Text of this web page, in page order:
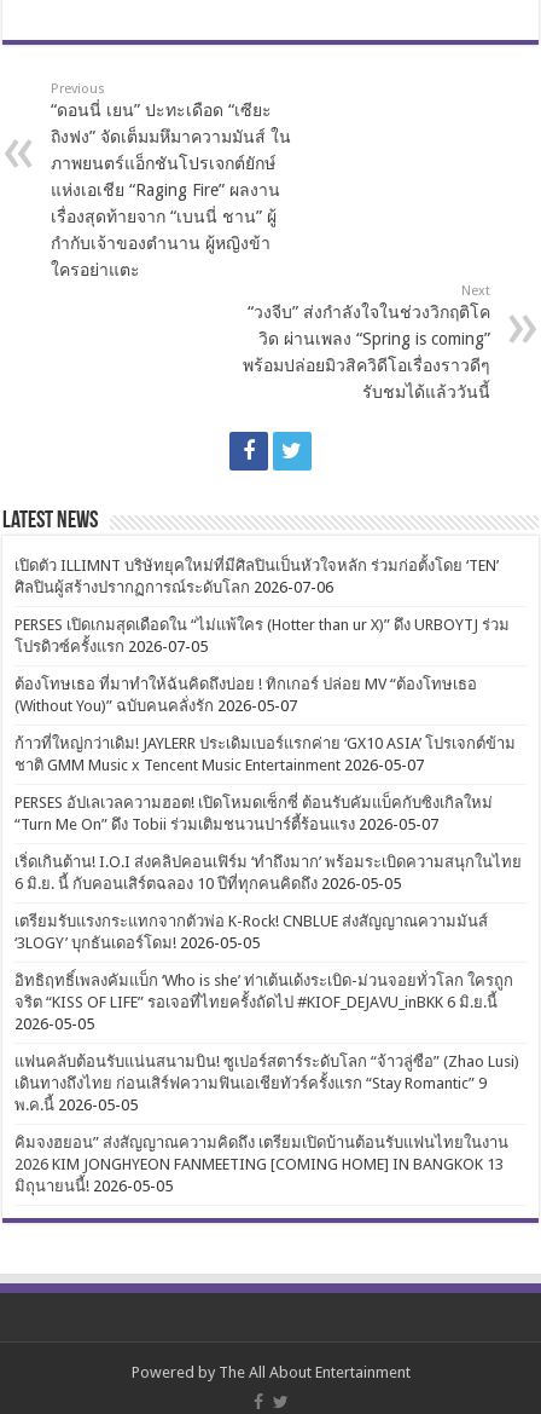
Previous
“ดอนนี่ เยน” ปะทะเดือด “เซียะ
ถิงฟง” จัดเต็มมหึมาความมันส์ ใน
ภาพยนตร์แอ็กชันโปรเจกต์ยักษ์
แห่งเอเชีย “Raging Fire” ผลงาน
เรื่องสุดท้ายจาก “เบนนี่ ชาน” ผู้
กำกับเจ้าของตำนาน ผู้หญิงข้า
ใครอย่าแตะ
Next
“วงจีบ” ส่งกำลังใจในช่วงวิกฤติโค
วิด ผ่านเพลง “Spring is coming”
พร้อมปล่อยมิวสิควิดีโอเรื่องราวดีๆ
รับชมได้แล้ววันนี้
Latest News
เปิดตัว ILLIMNT บริษัทยุคใหม่ที่มีศิลปินเป็นหัวใจหลัก ร่วมก่อตั้งโดย ‘TEN’
ศิลปินผู้สร้างปรากฏการณ์ระดับโลก 2026-07-06
PERSES เปิดเกมสุดเดือดใน “ไม่แพ้ใคร (Hotter than ur X)” ดึง URBOYTJ ร่วม
โปรดิวซ์ครั้งแรก 2026-07-05
ต้องโทษเธอ ที่มาทำให้ฉันคิดถึงบ่อย ! ทิกเกอร์ ปล่อย MV “ต้องโทษเธอ
(Without You)” ฉบับคนคลั่งรัก 2026-05-07
ก้าวที่ใหญ่กว่าเดิม! JAYLERR ประเดิมเบอร์แรกค่าย ‘GX10 ASIA’ โปรเจกต์ข้าม
ชาติ GMM Music x Tencent Music Entertainment 2026-05-07
PERSES อัปเลเวลความฮอต! เปิดโหมดเซ็กซี่ ต้อนรับคัมแบ็คกับซิงเกิลใหม่
“Turn Me On” ดึง Tobii ร่วมเติมชนวนปาร์ตี้ร้อนแรง 2026-05-07
เริ่ดเกินต้าน! I.O.I ส่งคลิปคอนเฟิร์ม ‘ทำถึงมาก’ พร้อมระเบิดความสนุกในไทย
6 มิ.ย. นี้ กับคอนเสิร์ตฉลอง 10 ปีที่ทุกคนคิดถึง 2026-05-05
เตรียมรับแรงกระแทกจากตัวพ่อ K-Rock! CNBLUE ส่งสัญญาณความมันส์
‘3LOGY’ บุกธันเดอร์โดม! 2026-05-05
อิทธิฤทธิ์เพลงคัมแบ็ก ‘Who is she’ ท่าเต้นเด้งระเบิด-ม่วนจอยทั่วโลก ใครถูก
จริต “KISS OF LIFE” รอเจอที่ไทยครั้งถัดไป #KIOF_DEJAVU_inBKK 6 มิ.ย.นี้
2026-05-05
แฟนคลับต้อนรับแน่นสนามบิน! ซูเปอร์สตาร์ระดับโลก “จ้าวลู่ซือ” (Zhao Lusi)
เดินทางถึงไทย ก่อนเสิร์ฟความฟินเอเชียทัวร์ครั้งแรก “Stay Romantic” 9
พ.ค.นี้ 2026-05-05
คิมจงฮยอน” ส่งสัญญาณความคิดถึง เตรียมเปิดบ้านต้อนรับแฟนไทยในงาน
2026 KIM JONGHYEON FANMEETING [COMING HOME] IN BANGKOK 13
มิถุนายนนี้! 2026-05-05
Powered by The All About Entertainment